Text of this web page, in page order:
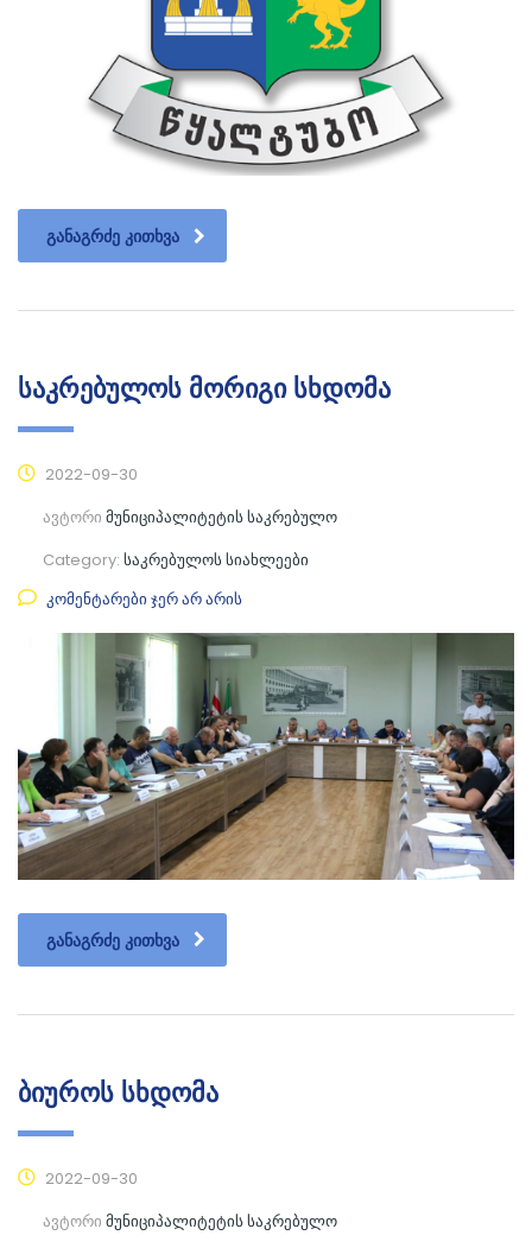
ᲒᲐᲜᲐᲒᲠᲫᲔ ᲙᲘᲗᲮᲕᲐ
საკრებულოს მორიგი სხდომა
2022-09-30
ავტორი მუნიციპალიტეტის საკრებულო
Category: საკრებულოს სიახლეები
კომენტარები ჯერ არ არის
ᲒᲐᲜᲐᲒᲠᲫᲔ ᲙᲘᲗᲮᲕᲐ
ბიუროს სხდომა
2022-09-30
ავტორი მუნიციპალიტეტის საკრებულო